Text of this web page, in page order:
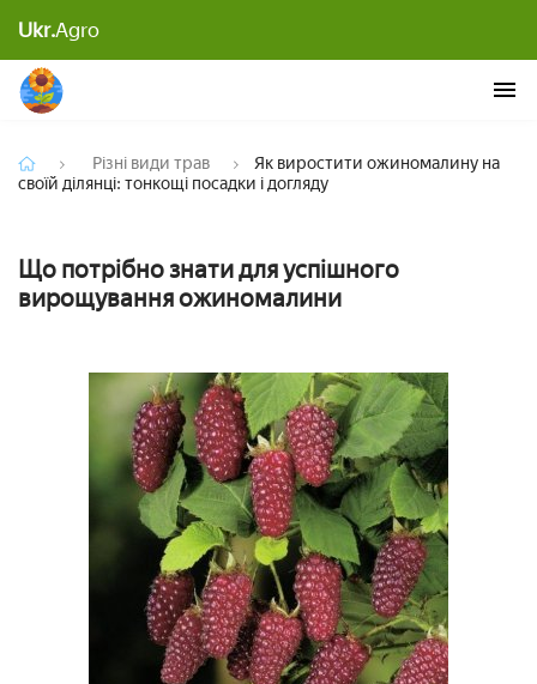
Ukr.Agroтонкощі посадки і догляду
Різні види трав
Як виростити ожиномалину на
своїй ділянці: тонкощі посадки і догляду
Що потрібно знати для успішного
вирощування ожиномалини